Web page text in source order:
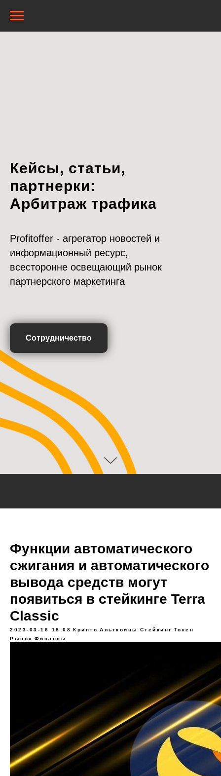
Кейсы, статьи,
партнерки:
Арбитраж трафика
Profitoffer - агрегатор новостей и
информационный ресурс,
всесторонне освещающий рынок
партнерского маркетинга
Сотрудничество
Функции автоматического
сжигания и автоматического
вывода средств могут
появиться в стейкинге Terra
Classic
2023-03-16 18:08 Крипто Альткоины Стейкинг
Токен
Рынок
Финансы